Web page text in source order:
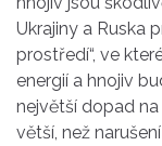
Ukrajiny a Ruska
prostředí“, ve
energií a hnojiv
největší dopad
větší, než